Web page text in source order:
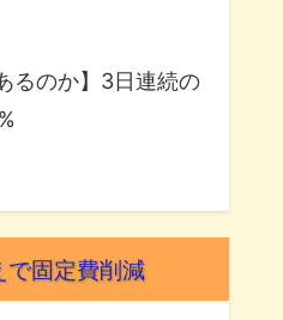
るのか】3日連続の
で固定費削減